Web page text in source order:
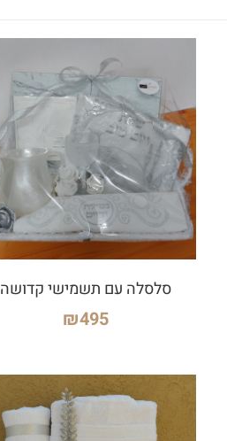
סלסלה עם תשמישי קדושה
₪495